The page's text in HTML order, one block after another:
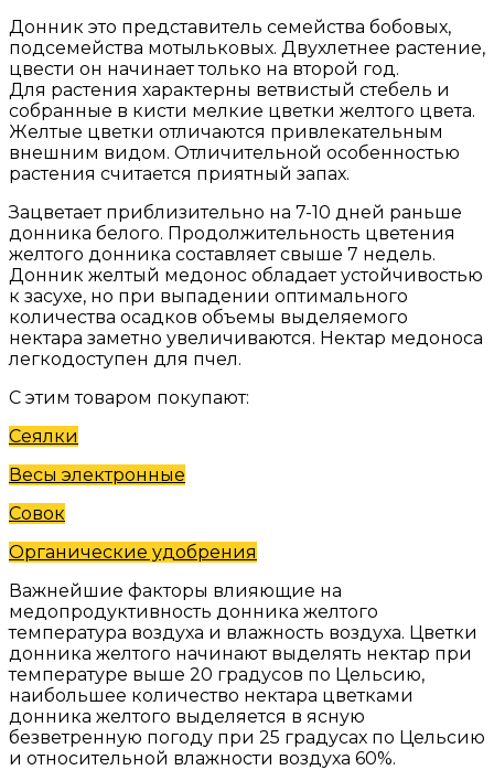
Донник это представитель семейства бобовых,
подсемейства мотыльковых. Двухлетнее растение,
цвести он начинает только на второй год.
Для растения характерны ветвистый стебель и
собранные в кисти мелкие цветки желтого цвета.
Желтые цветки отличаются привлекательным
внешним видом. Отличительной особенностью
растения считается приятный запах.
Зацветает приблизительно на 7-10 дней раньше
донника белого. Продолжительность цветения
желтого донника составляет свыше 7 недель.
Донник желтый медонос обладает устойчивостью
к засухе, но при выпадении оптимального
количества осадков объемы выделяемого
нектара заметно увеличиваются. Нектар медоноса
легкодоступен для пчел.
С этим товаром покупают:
Сеялки
Весы электронные
Совок
Органические удобрения
Важнейшие факторы влияющие на
медопродуктивность донника желтого
температура воздуха и влажность воздуха. Цветки
донника желтого начинают выделять нектар при
температуре выше 20 градусов по Цельсию,
наибольшее количество нектара цветками
донника желтого выделяется в ясную
безветренную погоду при 25 градусах по Цельсию
и относительной влажности воздуха 60%.